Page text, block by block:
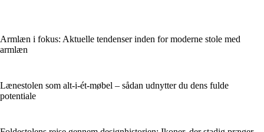
Armlæn i fokus: Aktuelle tendenser inden for moderne stole med
armlæn
Lænestolen som alt-i-ét-møbel – sådan udnytter du dens fulde
potentiale